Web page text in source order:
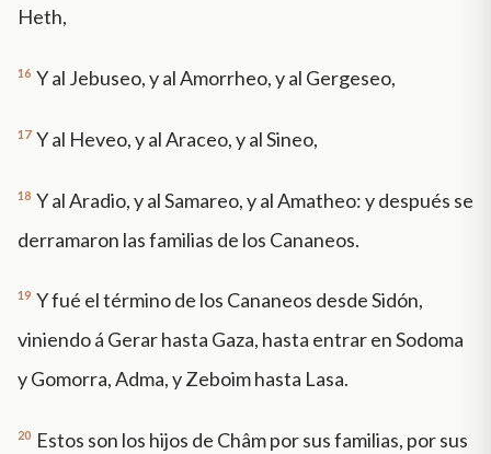
Heth,
16 Y al Jebuseo, y al Amorrheo, y al Gergeseo,
17 Y al Heveo, y al Araceo, y al Sineo,
18 Y al Aradio, y al Samareo, y al Amatheo: y después se
derramaron las familias de los Cananeos.
19 Y fué el término de los Cananeos desde Sidón,
viniendo á Gerar hasta Gaza, hasta entrar en Sodoma
y Gomorra, Adma, y Zeboim hasta Lasa.
20 Estos son los hijos de Châm por sus familias, por sus